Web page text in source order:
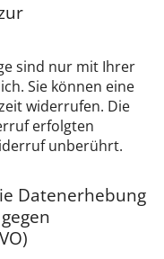
sind nur mit Ihrer
Sie können eine
widerrufen. Die
erfolgten
unberührt.
Datenerhebung